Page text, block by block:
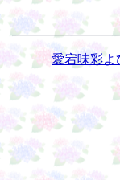
ナ
ビ
ゲ
ー
シ
ョ
ン
愛宕味彩よ